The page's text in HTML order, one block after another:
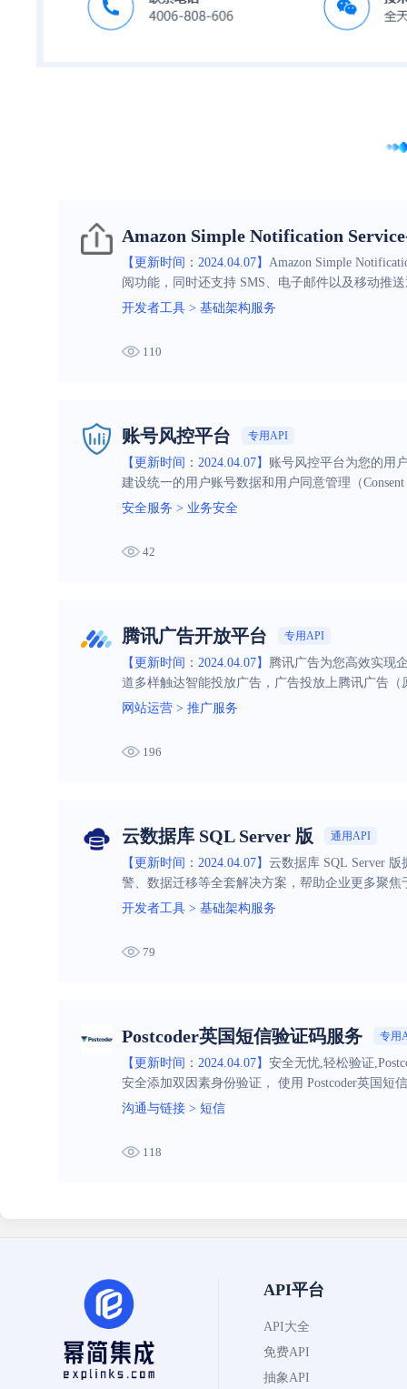
Amazon Simple Notification
【更新时间：2024.04.07】 Amazon Simple
阅功能，同时还支持 SMS、电子邮件以及移动推
开发者工具 > 基础架构服务
110
账号风控平台 专用API
【更新时间：2024.04.07】 账号风控平台为您的用
建设统一的用户账号数据和用户同意管理（
安全服务 > 业务安全
42
腾讯广告开放平台 专用API
【更新时间：2024.04.07】 腾讯广告为您高效实现
道多样触达智能投放广告，广告投放上腾讯广告（
网站运营 > 推广服务
196
云数据库 SQL Server 版 通用API
【更新时间：2024.04.07】 云数据库 SQL Server
警、数据迁移等全套解决方案，帮助企业更多聚焦
开发者工具 > 基础架构服务
79
Postcoder英国短信验证码服务 专用
【更新时间：2024.04.07】 安全无忧,轻松验证
安全添加双因素身份验证， 使用 Postcoder英国短
沟通与链接 > 短信
118
API平台
API大全
免费API
抽象API